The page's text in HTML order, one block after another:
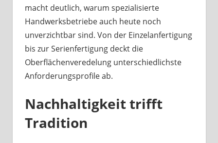
macht deutlich, warum spezialisierte
Handwerksbetriebe auch heute noch
unverzichtbar sind. Von der Einzelanfertigung
bis zur Serienfertigung deckt die
Oberflächenveredelung unterschiedlichste
Anforderungsprofile ab.
Nachhaltigkeit trifft
Tradition